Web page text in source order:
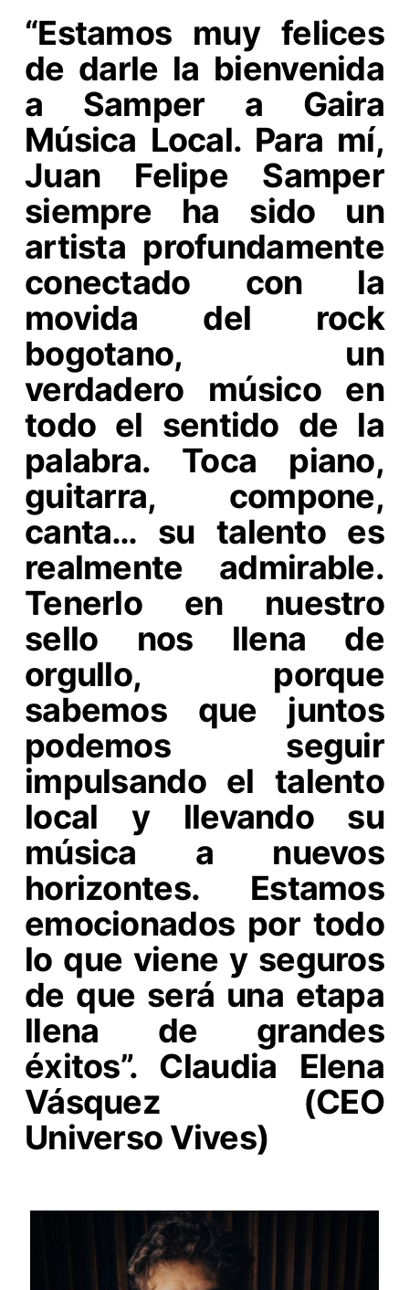
“Estamos muy felices
de darle la bienvenida
a Samper a Gaira
Música Local. Para mí,
Juan Felipe Samper
siempre ha sido un
artista profundamente
conectado con la
movida del rock
bogotano, un
verdadero músico en
todo el sentido de la
palabra. Toca piano,
guitarra, compone,
canta… su talento es
realmente admirable.
Tenerlo en nuestro
sello nos llena de
orgullo, porque
sabemos que juntos
podemos seguir
impulsando el talento
local y llevando su
música a nuevos
horizontes. Estamos
emocionados por todo
lo que viene y seguros
de que será una etapa
llena de grandes
éxitos”. Claudia Elena
Vásquez (CEO
Universo Vives)